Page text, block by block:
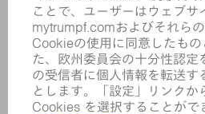
内部通報制度
セキュリティ
プレスリリース
マガジン
サステナビリティ
気候と環境
社会と地域